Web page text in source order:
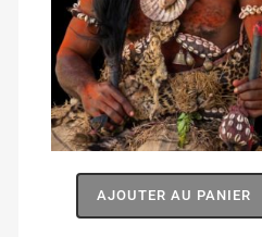
AJOUTER AU PANIER